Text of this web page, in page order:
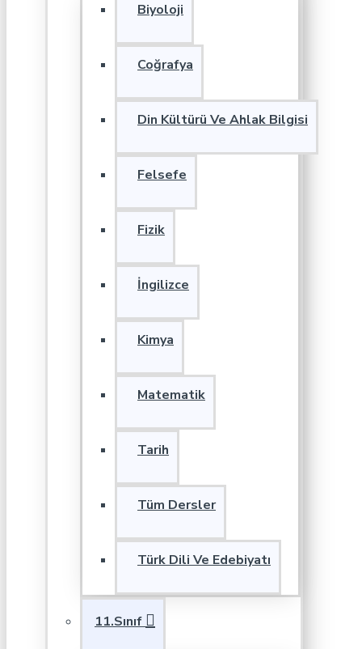
Biyoloji
Coğrafya
Din Kültürü Ve Ahlak Bilgisi
Felsefe
Fizik
İngilizce
Kimya
Matematik
Tarih
Tüm Dersler
Türk Dili Ve Edebiyatı
11.Sınıf